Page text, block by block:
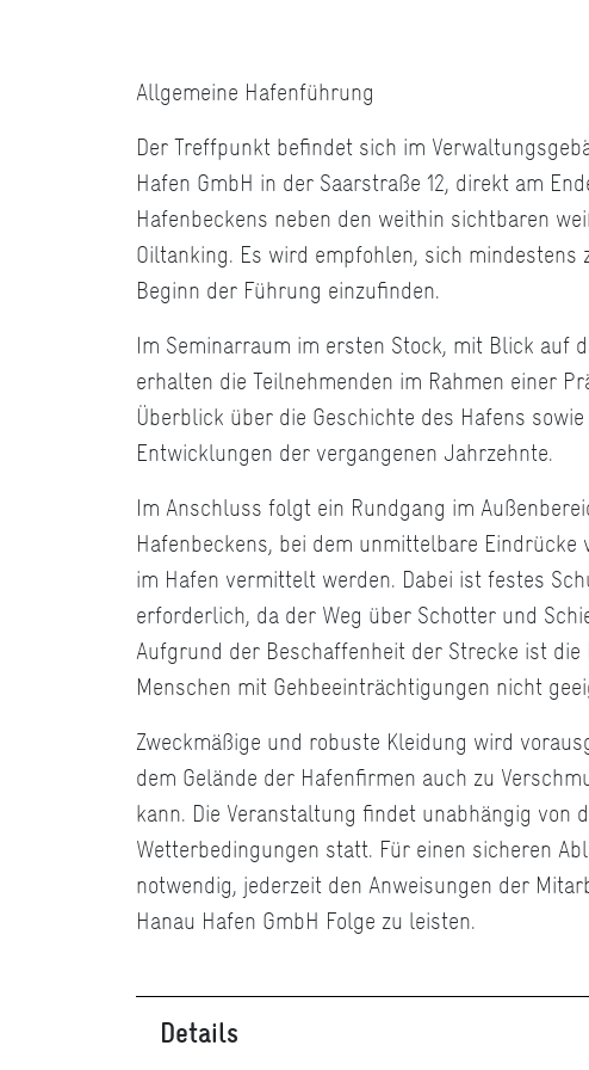
Allgemeine Hafenführung
Der Treffpunkt befindet sich im
Hafen GmbH in der Saarstraße 12, direkt am
Hafenbeckens neben den weithin sichtbaren
Oiltanking. Es wird empfohlen, sich mindestens
Beginn der Führung einzufinden.
Im Seminarraum im ersten Stock, mit Blick auf
erhalten die Teilnehmenden im Rahmen einer
Überblick über die Geschichte des Hafens
Entwicklungen der vergangenen Jahrzehnte.
Im Anschluss folgt ein Rundgang im
Hafenbeckens, bei dem unmittelbare Eindrücke
im Hafen vermittelt werden. Dabei ist festes
erforderlich, da der Weg über Schotter und
Aufgrund der Beschaffenheit der Strecke ist
Menschen mit Gehbeeinträchtigungen nicht
Zweckmäßige und robuste Kleidung wird
dem Gelände der Hafenfirmen auch zu
kann. Die Veranstaltung findet unabhängig von
Wetterbedingungen statt. Für einen sicheren
notwendig, jederzeit den Anweisungen der
Hanau Hafen GmbH Folge zu leisten.
Details